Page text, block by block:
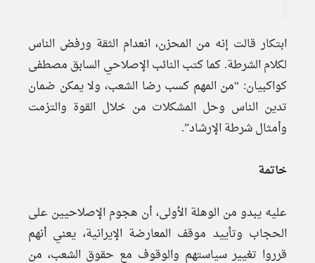
ابتكار قالت إنه من المحزن، انعدام الثقة ورفض الناس
لكلام الشرطة. كما كتب النائب الإصلاحي السابق مصطفى
كواكبيان: “من المهم كسب رضا الشعب، ولا يمكن ضمان
تدين الناس وحل المشكلات من خلال القوة والتزمت
وأمثال شرطة الإرشاد”.
خاتمة
عليه يبدو من الوهلة الأولى، أن هجوم الإصلاحيين على
الحجاب وتأييد موقف المعارضة الإيرانية، يعني أنهم
قرروا تغيير سياستهم والوقوف مع حقوق الشعب، من